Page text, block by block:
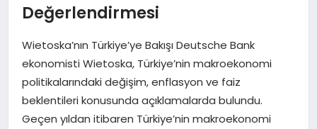
MAGAZIN
SIYASET
SPOR
TEKNOLOJI
Değerlendirmesi
Wietoska’nın Türkiye’ye Bakışı Deutsche Bank
ekonomisti Wietoska, Türkiye’nin makroekonomi
politikalarındaki değişim, enflasyon ve faiz
beklentileri konusunda açıklamalarda bulundu.
Geçen yıldan itibaren Türkiye’nin makroekonomi